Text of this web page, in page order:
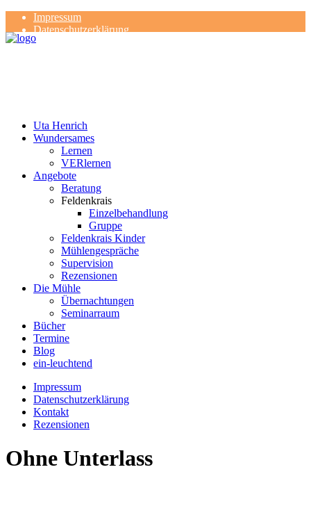
Impressum
Datenschutzerklärung
Kontakt
Uta Henrich
Wundersames
Lernen
VERlernen
Angebote
Beratung
Feldenkrais
Einzelbehandlung
Gruppe
Feldenkrais Kinder
Mühlengespräche
Supervision
Rezensionen
Die Mühle
Übernachtungen
Seminarraum
Bücher
Termine
Blog
ein-leuchtend
Impressum
Datenschutzerklärung
Kontakt
Rezensionen
Ohne Unterlass